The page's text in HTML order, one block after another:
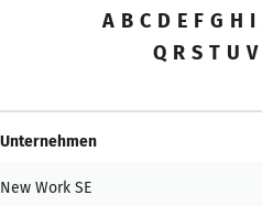
A B C D E F G H I
Q R S T U V
Unternehmen
New Work SE